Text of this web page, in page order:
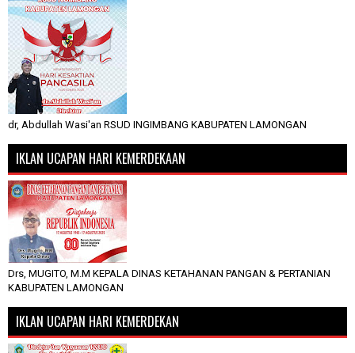
dr, Abdullah Wasi'an RSUD INGIMBANG KABUPATEN LAMONGAN
IKLAN UCAPAN HARI KEMERDEKAAN
Drs, MUGITO, M.M KEPALA DINAS KETAHANAN PANGAN & PERTANIAN
KABUPATEN LAMONGAN
IKLAN UCAPAN HARI KEMERDEKAN